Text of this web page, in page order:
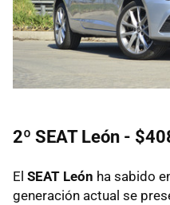
2º SEAT León -
El SEAT León ha sabido
generación actual se